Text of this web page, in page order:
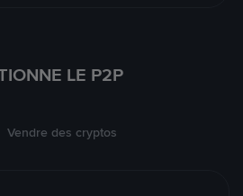
LE P2P
Vendre des cryptos